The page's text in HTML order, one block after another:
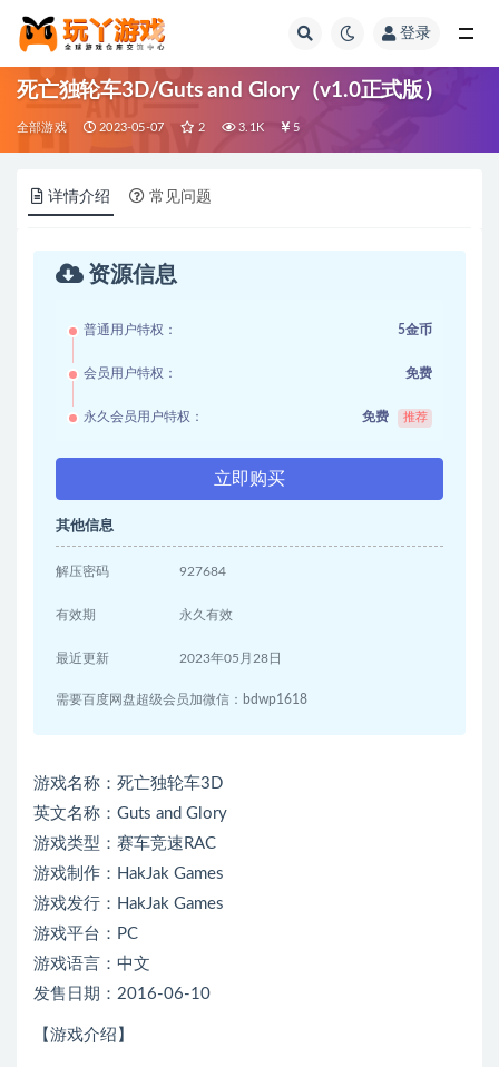
登录
死亡独轮车3D/Guts and Glory（v1.0正式版）
全部游戏 2023-05-07 2 3.1K 5
详情介绍 常见问题
资源信息
普通用户特权： 5金币
会员用户特权： 免费
永久会员用户特权： 免费 推荐
立即购买
其他信息
解压密码 927684
有效期 永久有效
最近更新 2023年05月28日
需要百度网盘超级会员加微信：bdwp1618
游戏名称：死亡独轮车3D
英文名称：Guts and Glory
游戏类型：赛车竞速RAC
游戏制作：HakJak Games
游戏发行：HakJak Games
游戏平台：PC
游戏语言：中文
发售日期：2016-06-10
【游戏介绍】